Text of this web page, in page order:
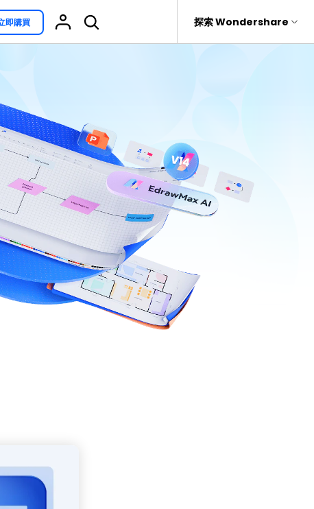
救援。
關於我們
新聞中心
商店
支援
援 探索 Wondershare
科學插圖
家系圖
圖標
報告
免費可編輯家族樹範例 >
免費可編輯的供應鏈圖範例 >
精選9款Excel甘特圖範本 >
文氏圖符號與集合符號 >
10款實用的Excel WBS範本 >
10款實用Excel流程圖範本推薦 >
即購買